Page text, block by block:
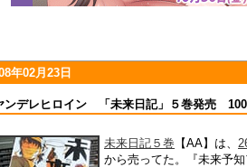
年02月23日
ンデレヒロイン 「未来日記」５巻発売
未来日記５巻 【AA】は、
から売ってた。『未来予